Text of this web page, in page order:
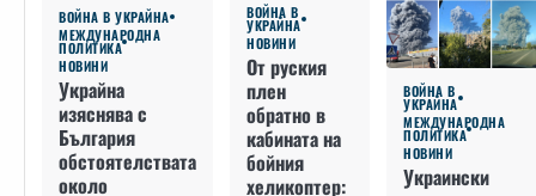
ВОЙНА В УКРАЙНА
МЕЖДУНАРОДНА
ПОЛИТИКА
НОВИНИ
Украйна
изяснява с
България
обстоятелствата
около
ВОЙНА В
УКРАЙНА
НОВИНИ
От руския
плен
обратно в
кабината на
бойния
хеликоптер:
ВОЙНА В
УКРАЙНА
МЕЖДУНАРОДНА
ПОЛИТИКА
НОВИНИ
Украински